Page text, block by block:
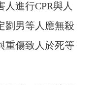
進行CPR與人
劉男等人應無殺
重傷致人於死等